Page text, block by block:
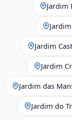
Jardim
Jardim
Jardim
Jardim das
Jardim do